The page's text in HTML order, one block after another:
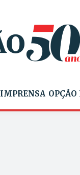
IMPRENSA OPÇÃO